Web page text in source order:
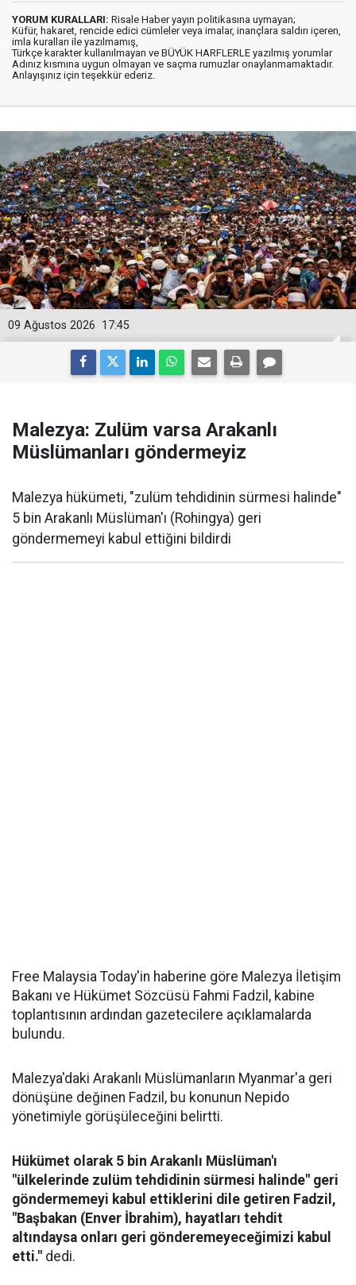
YORUM KURALLARI: Risale Haber yayın politikasına uymayan;
Küfür, hakaret, rencide edici cümleler veya imalar, inançlara saldırı içeren,
imla kuralları ile yazılmamış,
Türkçe karakter kullanılmayan ve BÜYÜK HARFLERLE yazılmış yorumlar
Adınız kısmına uygun olmayan ve saçma rumuzlar onaylanmamaktadır.
Anlayışınız için teşekkür ederiz.
17:45
09 Ağustos 2026
Malezya: Zulüm varsa Arakanlı
Müslümanları göndermeyiz
Malezya hükümeti, "zulüm tehdidinin sürmesi halinde"
5 bin Arakanlı Müslüman'ı (Rohingya) geri
göndermemeyi kabul ettiğini bildirdi
Free Malaysia Today'in haberine göre Malezya İletişim
Bakanı ve Hükümet Sözcüsü Fahmi Fadzil, kabine
toplantısının ardından gazetecilere açıklamalarda
bulundu.
Malezya'daki Arakanlı Müslümanların Myanmar'a geri
dönüşüne değinen Fadzil, bu konunun Nepido
yönetimiyle görüşüleceğini belirtti.
Hükümet olarak 5 bin Arakanlı Müslüman'ı
"ülkelerinde zulüm tehdidinin sürmesi halinde" geri
göndermemeyi kabul ettiklerini dile getiren Fadzil,
"Başbakan (Enver İbrahim), hayatları tehdit
altındaysa onları geri gönderemeyeceğimizi kabul
etti." dedi.